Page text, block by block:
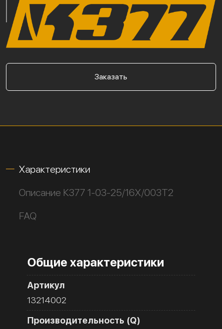
Заказать
Характеристики
Описание К377 1-03-25/16Х/003Т2
FAQ
Общие характеристики
Артикул
13214002
Производительность (Q)